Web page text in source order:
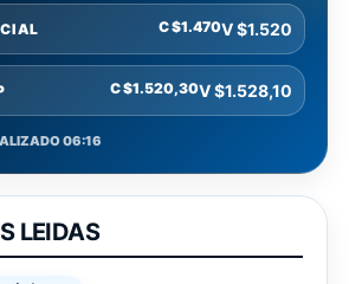
C $1.470V $1.520
C $1.520,30V $1.528,10
06:16
LEIDAS